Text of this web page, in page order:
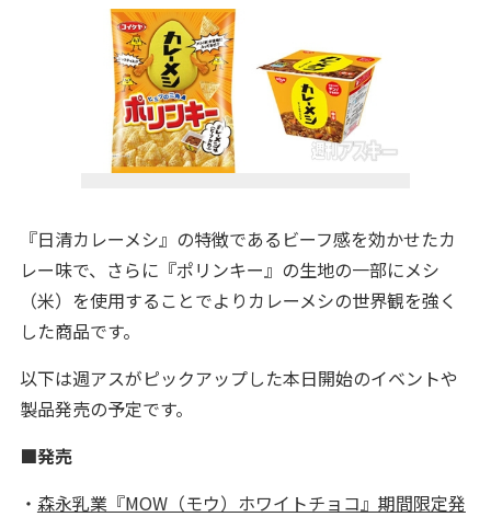
『日清カレーメシ』の特徴であるビーフ感を効かせたカ
レー味で、さらに『ポリンキー』の生地の一部にメシ
（米）を使用することでよりカレーメシの世界観を強く
した商品です。
以下は週アスがピックアップした本日開始のイベントや
製品発売の予定です。
■発売
・ 森永乳業『MOW（モウ）ホワイトチョコ』期間限定発